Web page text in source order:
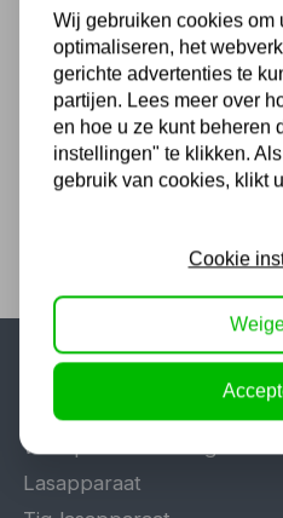
verzonden
(Technische)
548 51 75 75
1.500 m2 winkel
Twents
Populaire
Werkplaatsinrichting
Lasapparaat
Wij gebruiken cookies om
optimaliseren, het
gerichte advertenties te
partijen. Lees meer over
en hoe u ze kunt beheren
instellingen" te klikken.
gebruik van cookies, klikt
Cookie